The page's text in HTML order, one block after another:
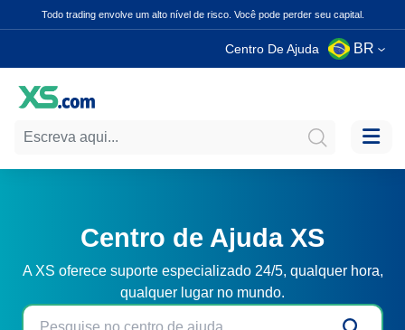
Todo trading envolve um alto nível de risco. Você pode perder seu capital.
Centro De Ajuda BR
Centro de Ajuda XS
A XS oferece suporte especializado 24/5, qualquer hora,
qualquer lugar no mundo.